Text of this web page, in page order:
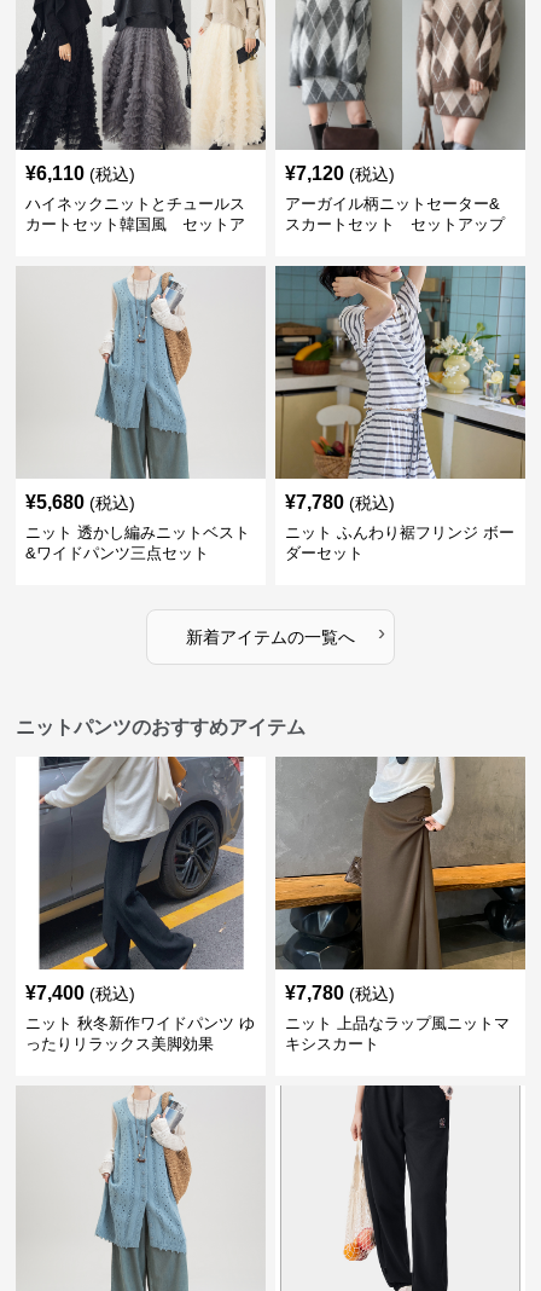
¥6,110 (税込)
ハイネックニットとチュールス
カートセット韓国風 セットア
¥7,120 (税込)
アーガイル柄ニットセーター&
スカートセット セットアップ
¥5,680 (税込)
ニット 透かし編みニットベスト
&ワイドパンツ三点セット
¥7,780 (税込)
ニット ふんわり裾フリンジ ボー
ダーセット
新着アイテムの一覧へ ›
ニットパンツのおすすめアイテム
¥7,400 (税込)
ニット 秋冬新作ワイドパンツ ゆ
ったりリラックス美脚効果
¥7,780 (税込)
ニット 上品なラップ風ニットマ
キシスカート